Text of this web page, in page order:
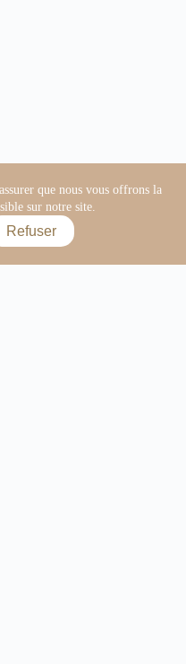
que nous vous offrons la
sur notre site.
Refuser